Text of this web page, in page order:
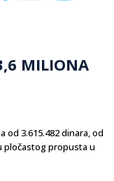
MILIONA
od 3.615.482 dinara, od
pločastog propusta u